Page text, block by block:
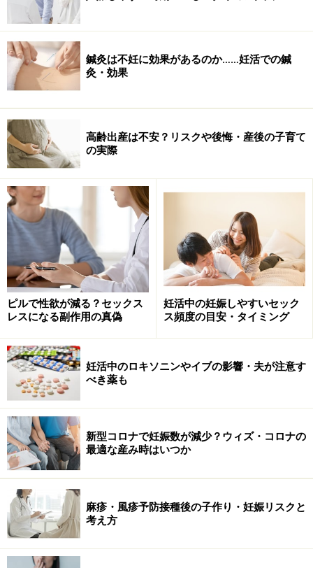
心の管理計画：ストレス耐性をあげる1年の
見通し
心の健康を維持するためにも、前もって計画をしておく
ことは非常に重要です。
新しい年のことが全て分かるはずはないので、小さなこ
とを想定するだけでOKです。例えば３月は異動があるか
もしれないとか、４月には新入社員が大量に入ってくる
ので忙しくなりそうとか、ストレスがかかりそうな時期
や案件を予測しておくだけでも、ストレスの軽減になり
ます。前もって予測しておくことにより対策も打ちやす
いと考えられます。
ストレスのかかりやすい時期には、ストレスの解消法も
強化したいものです。
鍼灸は不妊に効果があるのか……妊活での鍼
灸・効果
高齢出産は不安？リスクや後悔・産後の子育て
の実際
ピルで性欲が減る？セックス
レスになる副作用の真偽
妊活中の妊娠しやすいセック
ス頻度の目安・タイミング
妊活中のロキソニンやイブの影響・夫が注意す
べき薬も
新型コロナで妊娠数が減少？ウィズ・コロナの
最適な産み時はいつか
麻疹・風疹予防接種後の子作り・妊娠リスクと
考え方